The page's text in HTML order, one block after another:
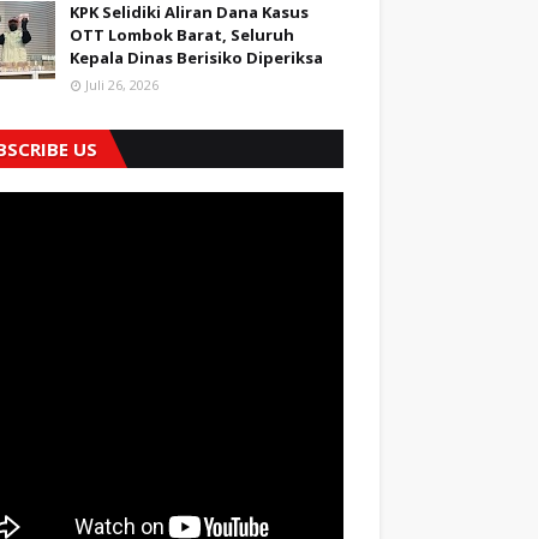
KPK Selidiki Aliran Dana Kasus
OTT Lombok Barat, Seluruh
Kepala Dinas Berisiko Diperiksa
Juli 26, 2026
US